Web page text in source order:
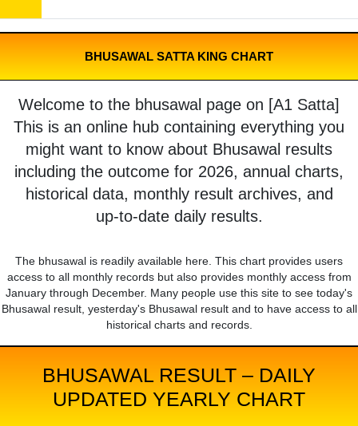
BHUSAWAL SATTA KING CHART
Welcome to the bhusawal page on [A1 Satta]
This is an online hub containing everything you
might want to know about Bhusawal results
including the outcome for 2026, annual charts,
historical data, monthly result archives, and
up-to-date daily results.
The bhusawal is readily available here. This chart provides users
access to all monthly records but also provides monthly access from
January through December. Many people use this site to see today's
Bhusawal result, yesterday's Bhusawal result and to have access to all
historical charts and records.
BHUSAWAL RESULT – DAILY
UPDATED YEARLY CHART